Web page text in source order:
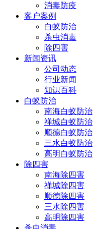
消毒防疫
客户案例
白蚁防治
杀虫消毒
除四害
新闻资讯
公司动态
行业新闻
知识百科
白蚁防治
南海白蚁防治
禅城白蚁防治
顺德白蚁防治
三水白蚁防治
高明白蚁防治
除四害
南海除四害
禅城除四害
顺德除四害
三水除四害
高明除四害